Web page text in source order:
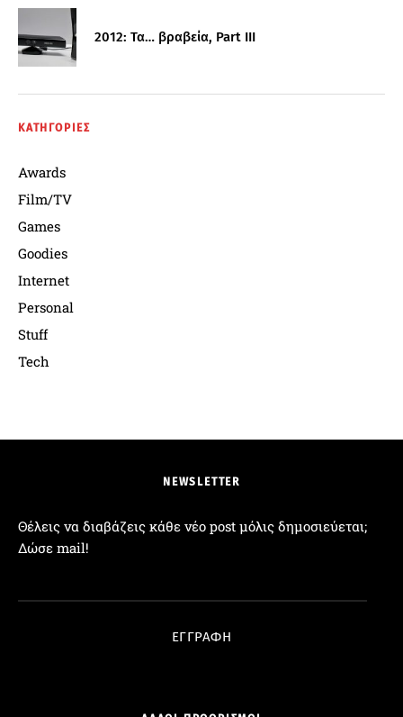
2012: Τα… βραβεία, Part III
ΚΑΤΗΓΟΡΙΕΣ
Awards
Film/TV
Games
Goodies
Internet
Personal
Stuff
Tech
NEWSLETTER
Θέλεις να διαβάζεις κάθε νέο post μόλις δημοσιεύεται;
Δώσε mail!
ΕΓΓΡΑΦΗ